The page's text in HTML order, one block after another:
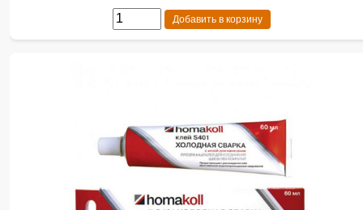
Добавить в корзину